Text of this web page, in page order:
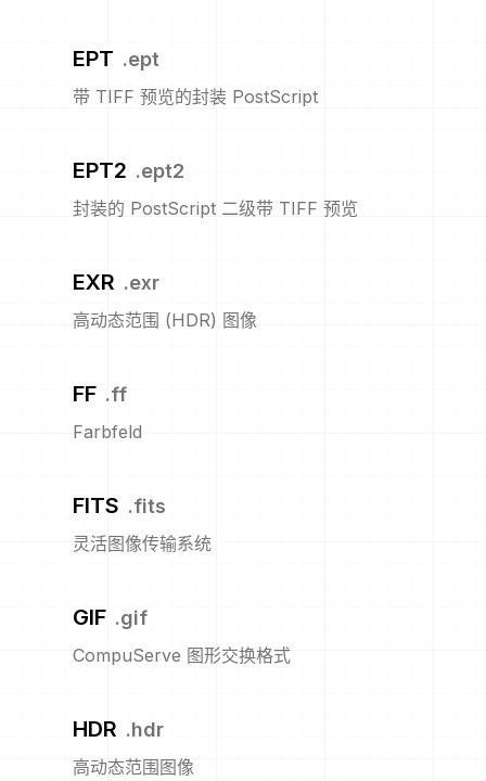
EPT .ept
带 TIFF 预览的封装 PostScript
EPT2 .ept2
封装的 PostScript 二级带 TIFF 预览
EXR .exr
高动态范围 (HDR) 图像
FF .ff
Farbfeld
FITS .fits
灵活图像传输系统
GIF .gif
CompuServe 图形交换格式
HDR .hdr
高动态范围图像